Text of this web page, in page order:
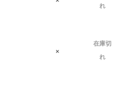
れ
×
在庫切
れ